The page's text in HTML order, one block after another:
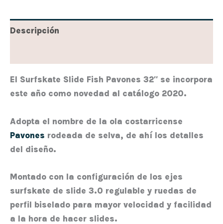
Descripción
El Surfskate Slide Fish Pavones 32″ se incorpora
este año como novedad al catálogo 2020.
Adopta el nombre de la ola costarricense
Pavones rodeada de selva, de ahí los detalles
del diseño.
Montado con la configuración de los ejes
surfskate de slide 3.0 regulable y ruedas de
perfil biselado para mayor velocidad y facilidad
a la hora de hacer slides.